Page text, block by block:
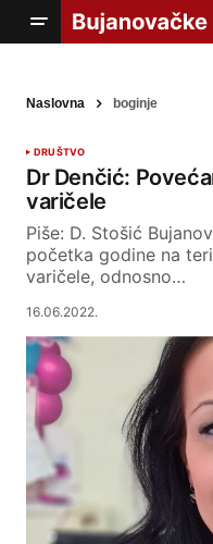
Naslovna boginje
DRUŠTVO
Dr Denčić:
varičele
Piše: D. Stošić
početka godine na
varičele, odnosno…
16.06.2022.